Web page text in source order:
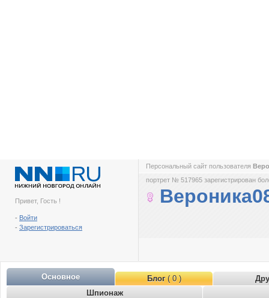
Привет, Гость !
- Войти
- Зарегистрироваться
Персональный сайт пользователя
портрет № 517965 зарегистрирован
Основное Блог( 0 )
Шпионаж